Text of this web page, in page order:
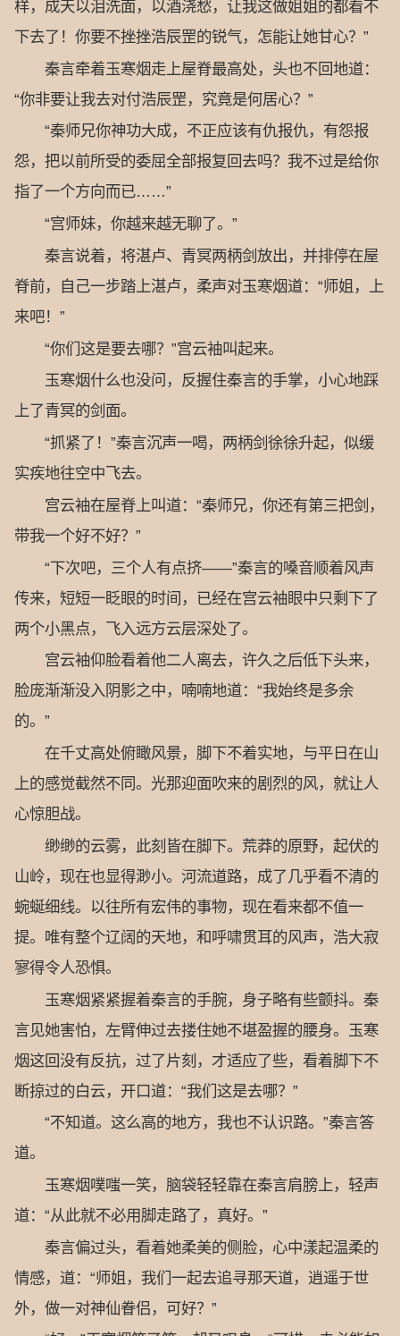
样，成天以泪洗面，以酒浇愁，让我这做姐姐的都看不
下去了！你要不挫挫浩辰罡的锐气，怎能让她甘心？”
秦言牵着玉寒烟走上屋脊最高处，头也不回地道：
“你非要让我去对付浩辰罡，究竟是何居心？”
“秦师兄你神功大成，不正应该有仇报仇，有怨报
怨，把以前所受的委屈全部报复回去吗？我不过是给你
指了一个方向而已……”
“宫师妹，你越来越无聊了。”
秦言说着，将湛卢、青冥两柄剑放出，并排停在屋
脊前，自己一步踏上湛卢，柔声对玉寒烟道：“师姐，上
来吧！”
“你们这是要去哪？”宫云袖叫起来。
玉寒烟什么也没问，反握住秦言的手掌，小心地踩
上了青冥的剑面。
“抓紧了！”秦言沉声一喝，两柄剑徐徐升起，似缓
实疾地往空中飞去。
宫云袖在屋脊上叫道：“秦师兄，你还有第三把剑，
带我一个好不好？”
“下次吧，三个人有点挤——”秦言的嗓音顺着风声
传来，短短一眨眼的时间，已经在宫云袖眼中只剩下了
两个小黑点，飞入远方云层深处了。
宫云袖仰脸看着他二人离去，许久之后低下头来，
脸庞渐渐没入阴影之中，喃喃地道：“我始终是多余
的。”
在千丈高处俯瞰风景，脚下不着实地，与平日在山
上的感觉截然不同。光那迎面吹来的剧烈的风，就让人
心惊胆战。
缈缈的云雾，此刻皆在脚下。荒莽的原野，起伏的
山岭，现在也显得渺小。河流道路，成了几乎看不清的
蜿蜒细线。以往所有宏伟的事物，现在看来都不值一
提。唯有整个辽阔的天地，和呼啸贯耳的风声，浩大寂
寥得令人恐惧。
玉寒烟紧紧握着秦言的手腕，身子略有些颤抖。秦
言见她害怕，左臂伸过去搂住她不堪盈握的腰身。玉寒
烟这回没有反抗，过了片刻，才适应了些，看着脚下不
断掠过的白云，开口道：“我们这是去哪？”
“不知道。这么高的地方，我也不认识路。”秦言答
道。
玉寒烟噗嗤一笑，脑袋轻轻靠在秦言肩膀上，轻声
道：“从此就不必用脚走路了，真好。”
秦言偏过头，看着她柔美的侧脸，心中漾起温柔的
情感，道：“师姐，我们一起去追寻那天道，逍遥于世
外，做一对神仙眷侣，可好？”